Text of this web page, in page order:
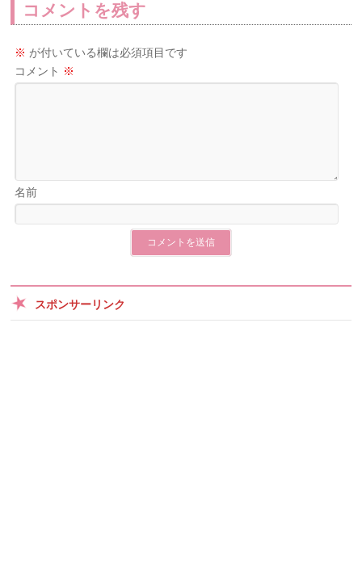
コメントを残す
※ が付いている欄は必須項目です
コメント ※
名前
スポンサーリンク